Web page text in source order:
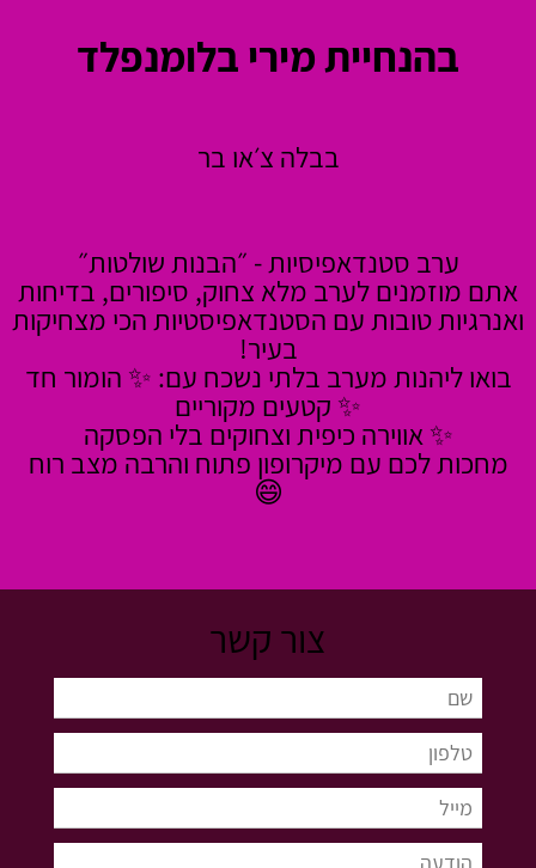
בהנחיית מירי בלומנפלד
בבלה צ׳או בר
ערב סטנדאפיסיות - ״הבנות שולטות״
אתם מוזמנים לערב מלא צחוק, סיפורים, בדיחות
ואנרגיות טובות עם הסטנדאפיסטיות הכי מצחיקות
בעיר!
בואו ליהנות מערב בלתי נשכח עם: ✨ הומור חד
✨ קטעים מקוריים
✨ אווירה כיפית וצחוקים בלי הפסקה
מחכות לכם עם מיקרופון פתוח והרבה מצב רוח
😄
צור קשר